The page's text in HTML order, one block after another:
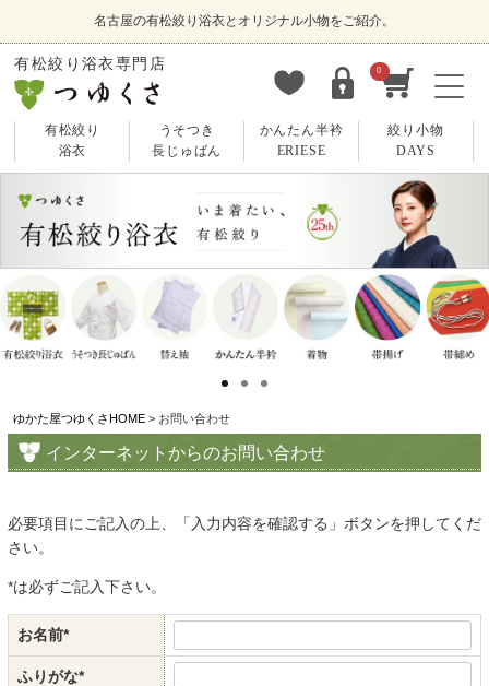
名古屋の有松絞り浴衣とオリジナル小物をご紹介。
有松絞り浴衣専門店 0
有松絞り
浴衣
うそつき
長じゅばん
かんたん半衿
ERIESE
絞り小物
DAYS
ゆかた屋つゆくさHOME > お問い合わせ
インターネットからのお問い合わせ
必要項目にご記入の上、「入力内容を確認する」ボタンを押してくだ
さい。
*は必ずご記入下さい。
お名前*
ふりがな*